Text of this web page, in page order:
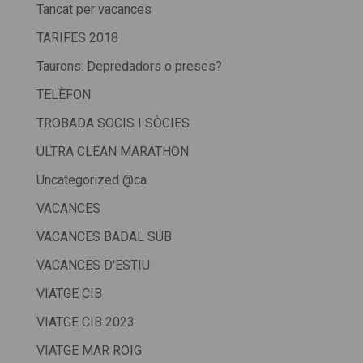
Tancat per vacances
TARIFES 2018
Taurons: Depredadors o preses?
TELÈFON
TROBADA SOCIS I SÒCIES
ULTRA CLEAN MARATHON
Uncategorized @ca
VACANCES
VACANCES BADAL SUB
VACANCES D'ESTIU
VIATGE CIB
VIATGE CIB 2023
VIATGE MAR ROIG